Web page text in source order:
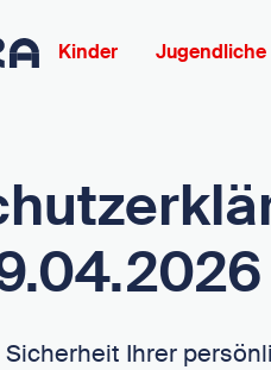
Kinder Jugendliche
Ihrer